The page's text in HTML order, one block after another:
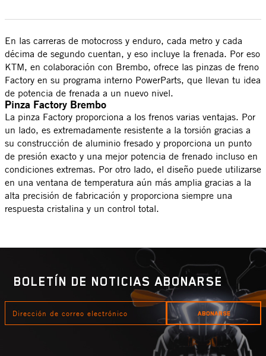
En las carreras de motocross y enduro, cada metro y cada
décima de segundo cuentan, y eso incluye la frenada. Por eso
KTM, en colaboración con Brembo, ofrece las pinzas de freno
Factory en su programa interno PowerParts, que llevan tu idea
de potencia de frenada a un nuevo nivel.
Pinza Factory Brembo
La pinza Factory proporciona a los frenos varias ventajas. Por
un lado, es extremadamente resistente a la torsión gracias a
su construcción de aluminio fresado y proporciona un punto
de presión exacto y una mejor potencia de frenado incluso en
condiciones extremas. Por otro lado, el diseño puede utilizarse
en una ventana de temperatura aún más amplia gracias a la
alta precisión de fabricación y proporciona siempre una
respuesta cristalina y un control total.
BOLETÍN DE NOTICIAS ABONARSE
CORREO
ABONARSE